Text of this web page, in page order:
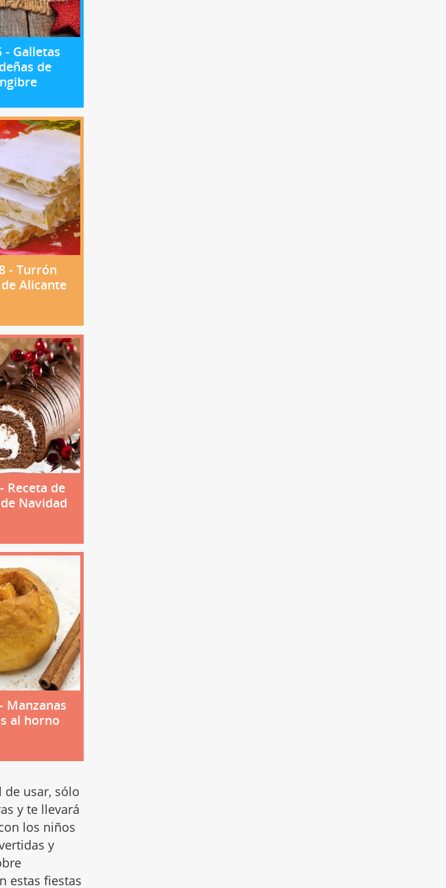
- Galletas
de
- Turrón
Alicante
Receta de
Navidad
Manzanas
al horno
de usar, sólo
y te llevará
los niños
y
estas fiestas